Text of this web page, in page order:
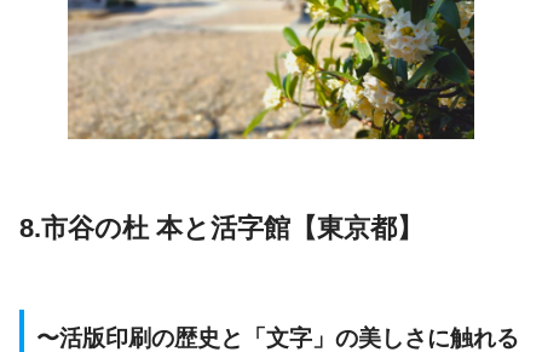
8.市谷の杜 本と活字館【東京都】
〜活版印刷の歴史と「文字」の美しさに触れる